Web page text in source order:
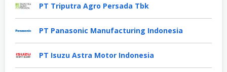
PT Triputra Agro Persada Tbk
PT Panasonic Manufacturing Indonesia
PT Isuzu Astra Motor Indonesia